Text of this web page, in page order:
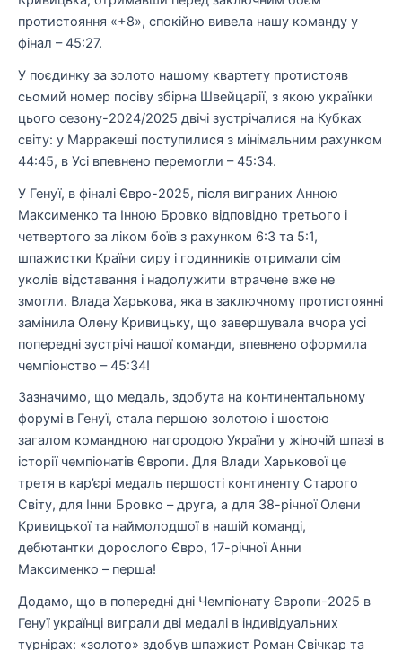
протистояння «+8», спокійно вивела нашу команду у
фінал – 45:27.
У поєдинку за золото нашому квартету протистояв
сьомий номер посіву збірна Швейцарії, з якою українки
цього сезону-2024/2025 двічі зустрічалися на Кубках
світу: у Марракеші поступилися з мінімальним рахунком
44:45, в Усі впевнено перемогли – 45:34.
У Генуї, в фіналі Євро-2025, після виграних Анною
Максименко та Інною Бровко відповідно третього і
четвертого за ліком боїв з рахунком 6:3 та 5:1,
шпажистки Країни сиру і годинників отримали сім
уколів відставання і надолужити втрачене вже не
змогли. Влада Харькова, яка в заключному протистоянні
замінила Олену Кривицьку, що завершувала вчора усі
попередні зустрічі нашої команди, впевнено оформила
чемпіонство – 45:34!
Зазначимо, що медаль, здобута на континентальному
форумі в Генуї, стала першою золотою і шостою
загалом командною нагородою України у жіночій шпазі в
історії чемпіонатів Європи. Для Влади Харькової це
третя в кар’єрі медаль першості континенту Старого
Світу, для Інни Бровко – друга, а для 38-річної Олени
Кривицької та наймолодшої в нашій команді,
дебютантки дорослого Євро, 17-річної Анни
Максименко – перша!
Додамо, що в попередні дні Чемпіонату Європи-2025 в
Генуї українці виграли дві медалі в індивідуальних
турнірах: «золото» здобув шпажист Роман Свічкар та